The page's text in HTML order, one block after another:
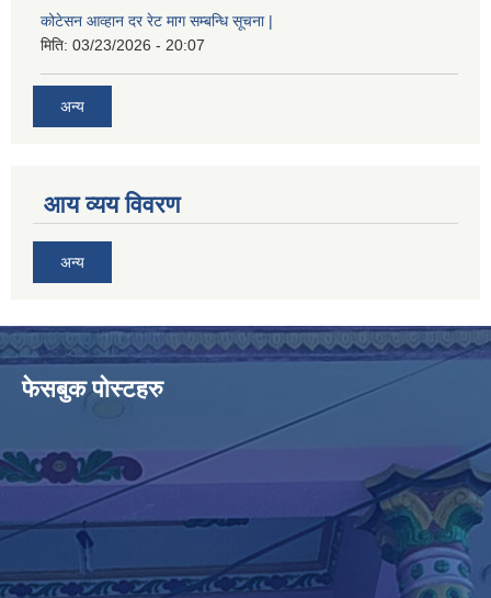
कोटेसन आव्हान दर रेट माग सम्बन्धि सूचना |
मिति: 03/23/2026 - 20:07
अन्य
आय व्यय विवरण
अन्य
फेसबुक पोस्टहरु